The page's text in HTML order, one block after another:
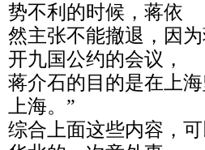
势不利的时候，蒋依
然主张不能撤退，因
开九国公约的会议，
蒋介石的目的是在上
上海。”
综合上面这些内容，